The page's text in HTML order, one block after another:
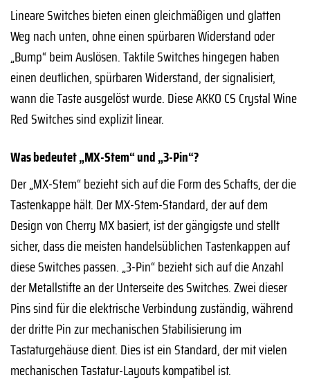
Lineare Switches bieten einen gleichmäßigen und glatten
Weg nach unten, ohne einen spürbaren Widerstand oder
„Bump“ beim Auslösen. Taktile Switches hingegen haben
einen deutlichen, spürbaren Widerstand, der signalisiert,
wann die Taste ausgelöst wurde. Diese AKKO CS Crystal Wine
Red Switches sind explizit linear.
Was bedeutet „MX-Stem“ und „3-Pin“?
Der „MX-Stem“ bezieht sich auf die Form des Schafts, der die
Tastenkappe hält. Der MX-Stem-Standard, der auf dem
Design von Cherry MX basiert, ist der gängigste und stellt
sicher, dass die meisten handelsüblichen Tastenkappen auf
diese Switches passen. „3-Pin“ bezieht sich auf die Anzahl
der Metallstifte an der Unterseite des Switches. Zwei dieser
Pins sind für die elektrische Verbindung zuständig, während
der dritte Pin zur mechanischen Stabilisierung im
Tastaturgehäuse dient. Dies ist ein Standard, der mit vielen
mechanischen Tastatur-Layouts kompatibel ist.